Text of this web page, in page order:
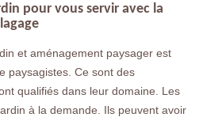
pour vous servir avec la
et aménagement paysager est
paysagistes. Ce sont des
qualifiés dans leur domaine. Les
à la demande. Ils peuvent avoir